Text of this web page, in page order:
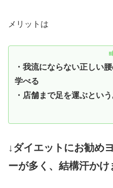
メリットは
・我流にならない正しい
学べる
・店舗まで足を運ぶとい
↓ダイエットにお勧め
ーが多く、結構汗かけ